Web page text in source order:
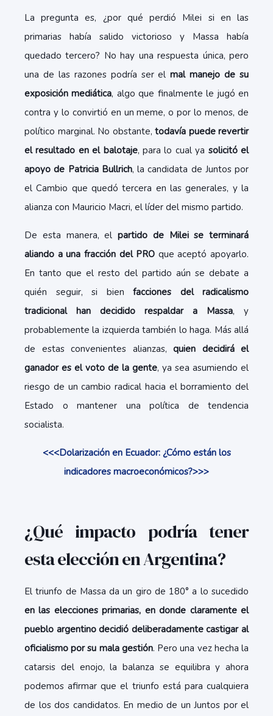
La pregunta es, ¿por qué perdió Milei si en las
primarias había salido victorioso y Massa había
quedado tercero? No hay una respuesta única, pero
una de las razones podría ser elmal manejo de su
exposición mediática, algo que finalmente le jugó en
contra y lo convirtió en un meme, o por lo menos, de
político marginal. No obstante, todavía puede revertir
el resultado en el balotaje, para lo cual ya solicitó el
apoyo de Patricia Bullrich, la candidata de Juntos por
el Cambio que quedó tercera en las generales, y la
alianza con Mauricio Macri, el líder del mismo partido.
De esta manera, el partido de Milei se terminará
aliando a una fracción del PRO que aceptó apoyarlo.
En tanto que el resto del partido aún se debate a
quién seguir, si bien facciones del radicalismo
tradicional han decidido respaldar a Massa, y
probablemente la izquierda también lo haga. Más allá
de estas convenientes alianzas, quien decidirá el
ganador es el voto de la gente, ya sea asumiendo el
riesgo de un cambio radical hacia el borramiento del
Estado o mantener una política de tendencia
socialista.
<<<Dolarización en Ecuador: ¿Cómo están los
indicadores macroeconómicos?>>>
¿Qué impacto podría tener
esta elección en Argentina?
El triunfo de Massa da un giro de 180° a lo sucedido
en las elecciones primarias, en donde claramente el
pueblo argentino decidió deliberadamente castigar al
oficialismo por su mala gestión. Pero una vez hecha la
catarsis del enojo, la balanza se equilibra y ahora
podemos afirmar que el triunfo está para cualquiera
de los dos candidatos. En medio de un Juntos por el